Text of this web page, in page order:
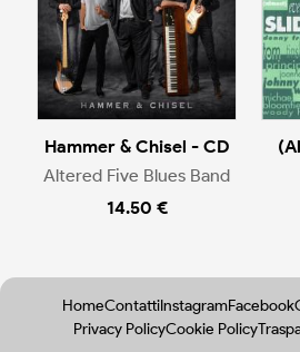
Hammer & Chisel - CD
Altered Five Blues Band
14.50 €
HomeContattiInstagramFacebook
Privacy PolicyCookie Policy